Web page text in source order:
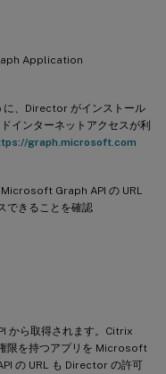
Application
、Director がインストール
インターネットアクセスが利
graph.microsoft.com
Graph API の URL
できることを確認
から取得されます。Citrix
限を持つアプリを Microsoft
の URL も Director の許可